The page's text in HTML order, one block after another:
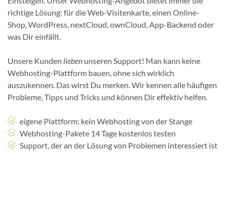
richtige Lösung: für die Web-Visitenkarte, einen Online-
Shop, WordPress, nextCloud, ownCloud, App-Backend oder
was Dir einfällt.
Unsere Kunden lieben unseren Support! Man kann keine
Webhosting-Plattform bauen, ohne sich wirklich
auszukennen. Das wirst Du merken. Wir kennen alle häufigen
Probleme, Tipps und Tricks und können Dir effektiv helfen.
eigene Plattform: kein Webhosting von der Stange
Webhosting-Pakete 14 Tage kostenlos testen
Support, der an der Lösung von Problemen interessiert ist